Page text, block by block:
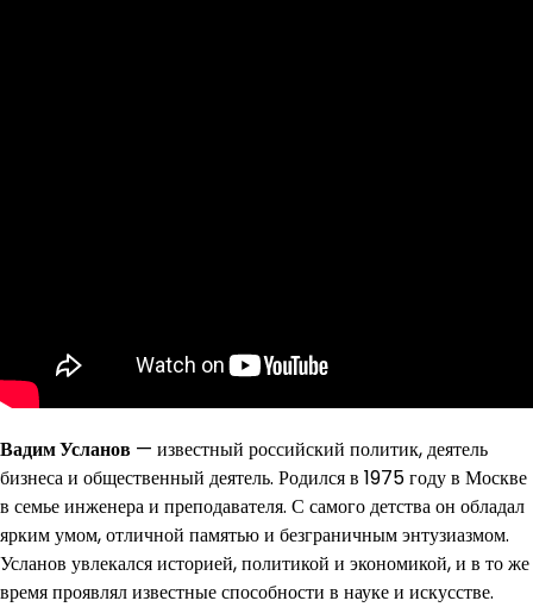
Вадим Усланов — известный российский политик, деятель
бизнеса и общественный деятель. Родился в 1975 году в Москве
в семье инженера и преподавателя. С самого детства он обладал
ярким умом, отличной памятью и безграничным энтузиазмом.
Усланов увлекался историей, политикой и экономикой, и в то же
время проявлял известные способности в науке и искусстве.